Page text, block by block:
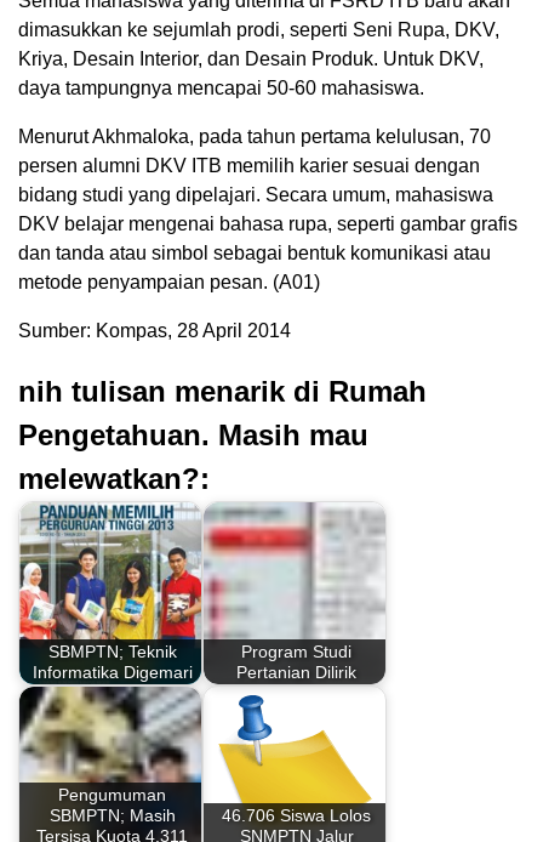
dimasukkan ke sejumlah prodi, seperti Seni Rupa, DKV,
Kriya, Desain Interior, dan Desain Produk. Untuk DKV,
daya tampungnya mencapai 50-60 mahasiswa.
Menurut Akhmaloka, pada tahun pertama kelulusan, 70
persen alumni DKV ITB memilih karier sesuai dengan
bidang studi yang dipelajari. Secara umum, mahasiswa
DKV belajar mengenai bahasa rupa, seperti gambar grafis
dan tanda atau simbol sebagai bentuk komunikasi atau
metode penyampaian pesan. (A01)
Sumber: Kompas, 28 April 2014
nih tulisan menarik di Rumah
Pengetahuan. Masih mau
melewatkan?:
SBMPTN; Teknik
Informatika Digemari
Program Studi
Pertanian Dilirik
Pengumuman
SBMPTN; Masih
Tersisa Kuota 4.311
46.706 Siswa Lolos
SNMPTN Jalur